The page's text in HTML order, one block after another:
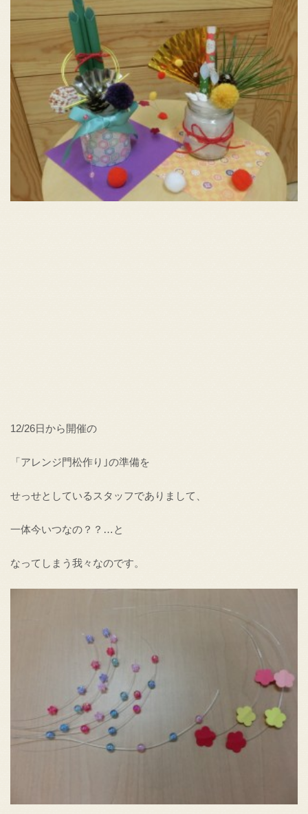
12/26日から開催の
「アレンジ門松作り｣の準備を
せっせとしているスタッフでありまして、
一体今いつなの？？…と
なってしまう我々なのです。